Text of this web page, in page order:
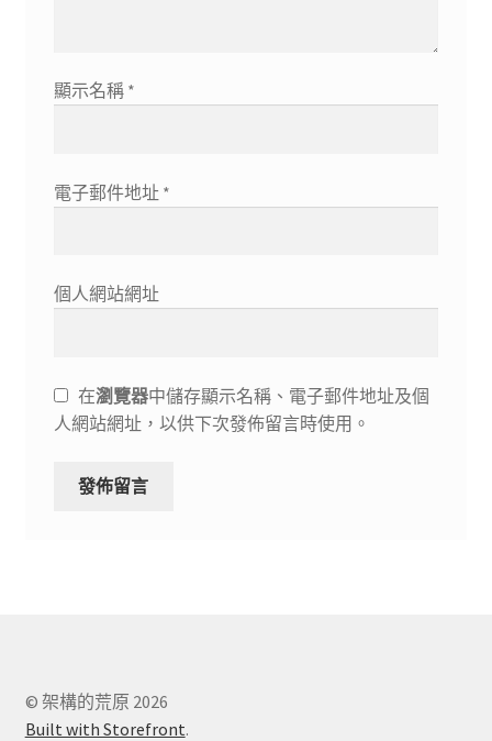
顯示名稱 *
電子郵件地址 *
個人網站網址
在瀏覽器中儲存顯示名稱、電子郵件地址及個
人網站網址，以供下次發佈留言時使用。
© 架構的荒原 2026
Built with Storefront.